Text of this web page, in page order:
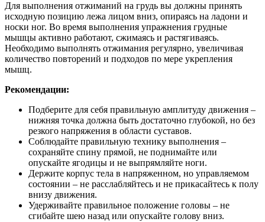
Для выполнения отжиманий на грудь вы должны принять
исходную позицию лежа лицом вниз, опираясь на ладони и
носки ног. Во время выполнения упражнения грудные
мышцы активно работают, сжимаясь и растягиваясь.
Необходимо выполнять отжимания регулярно, увеличивая
количество повторений и подходов по мере укрепления
мышц.
Рекомендации:
Подберите для себя правильную амплитуду движения –
нижняя точка должна быть достаточно глубокой, но без
резкого напряжения в области суставов.
Соблюдайте правильную технику выполнения –
сохраняйте спину прямой, не поднимайте или
опускайте ягодицы и не выпрямляйте ноги.
Держите корпус тела в напряженном, но управляемом
состоянии – не расслабляйтесь и не прикасайтесь к полу
внизу движения.
Удерживайте правильное положение головы – не
сгибайте шею назад или опускайте голову вниз.